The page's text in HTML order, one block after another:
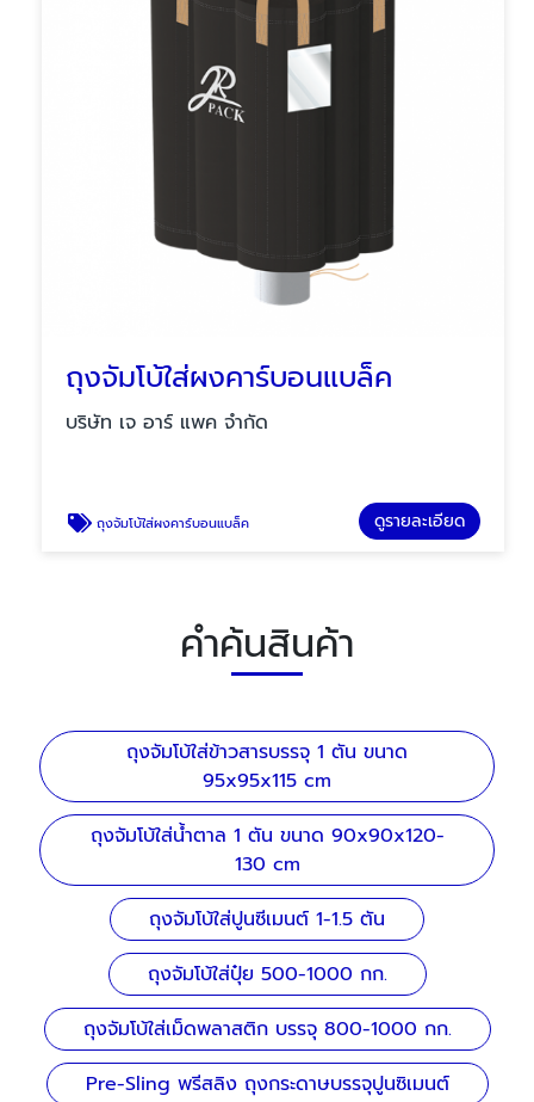
ถุงจัมโบ้ใส่ผงคาร์บอนแบล็ค
บริษัท เจ อาร์ แพค จำกัด
ถุงจัมโบ้ใส่ผงคาร์บอนแบล็ค ดูรายละเอียด
คำค้นสินค้า
ถุงจัมโบ้ใส่ข้าวสารบรรจุ 1 ตัน ขนาด
95x95x115 cm
ถุงจัมโบ้ใส่น้ำตาล 1 ตัน ขนาด 90x90x120-
130 cm
ถุงจัมโบ้ใส่ปูนซีเมนต์ 1-1.5 ตัน
ถุงจัมโบ้ใส่ปุ๋ย 500-1000 กก.
ถุงจัมโบ้ใส่เม็ดพลาสติก บรรจุ 800-1000 กก.
Pre-Sling พรีสลิง ถุงกระดาษบรรจุปูนซิเมนต์